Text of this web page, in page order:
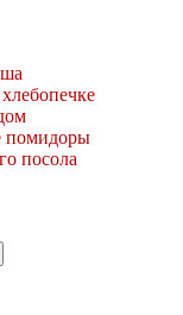
помидоры
посола